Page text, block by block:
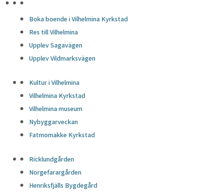
Boka boende i Vilhelmina Kyrkstad
Res till Vilhelmina
Upplev Sagavägen
Upplev Vildmarksvägen
Kultur i Vilhelmina
Vilhelmina Kyrkstad
Vilhelmina museum
Nybyggarveckan
Fatmomakke Kyrkstad
Ricklundgården
Norgefarargården
Henriksfjälls Bygdegård